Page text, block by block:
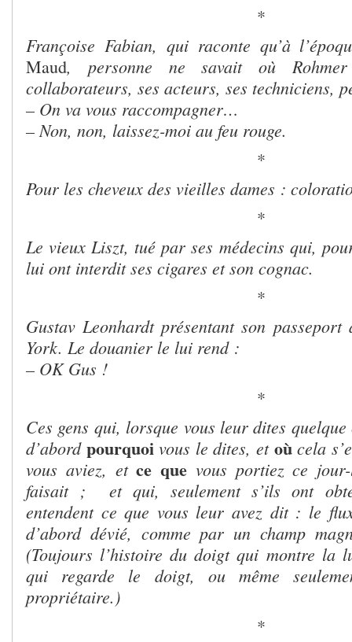
*
Françoise Fabian, qui raconte qu’à
Maud, personne ne savait où
collaborateurs, ses acteurs, ses techniciens,
– On va vous raccompagner…
– Non, non, laissez-moi au feu rouge.
*
Pour les cheveux des vieilles dames :
*
Le vieux Liszt, tué par ses médecins qui,
lui ont interdit ses cigares et son cognac.
*
Gustav Leonhardt présentant son
York. Le douanier le lui rend :
– OK Gus !
*
Ces gens qui, lorsque vous leur dites quelque
d’abord pourquoi vous le dites, et oùcela
vous aviez, et ce que vous portiez ce
faisait ; et qui, seulement s’ils ont
entendent ce que vous leur avez dit : le
d’abord dévié, comme par un champ
(Toujours l’histoire du doigt qui montre la
qui regarde le doigt, ou même
propriétaire.)
*